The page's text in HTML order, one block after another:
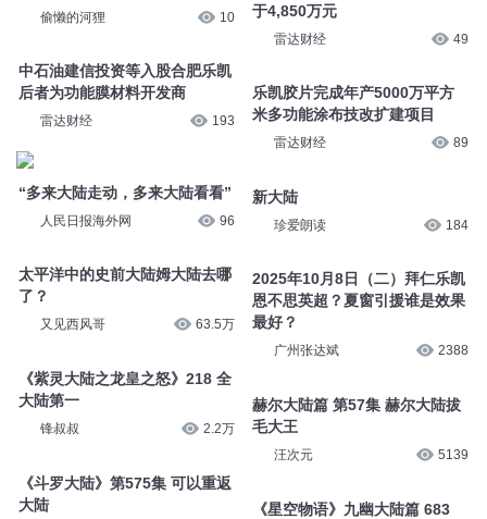
偷懒的河狸 10
中石油建信投资等入股合肥乐凯
后者为功能膜材料开发商
雷达财经 193
“多来大陆走动，多来大陆看看”
人民日报海外网 96
太平洋中的史前大陆姆大陆去哪
了？
又见西风哥 63.5万
《紫灵大陆之龙皇之怒》218 全
大陆第一
锋叔叔 2.2万
《斗罗大陆》第575集 可以重返
大陆
于4,850万元
雷达财经 49
乐凯胶片完成年产5000万平方
米多功能涂布技改扩建项目
雷达财经 89
新大陆
珍爱朗读 184
2025年10月8日（二）拜仁乐凯
恩不思英超？夏窗引援谁是效果
最好？
广州张达斌 2388
赫尔大陆篇 第57集 赫尔大陆拔
毛大王
汪次元 5139
《星空物语》九幽大陆篇 683